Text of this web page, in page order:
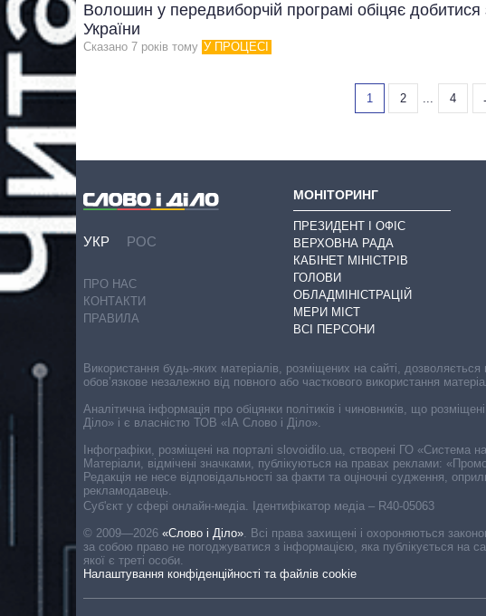
Волошин у передвиборчій програмі обіцяє добитися
України
Сказано 7 рокiв тому У ПРОЦЕСІ
1 2 ... 4
УКР РОС
ПРО НАС
КОНТАКТИ
ПРАВИЛА
МОНІТОРИНГ
ПРЕЗИДЕНТ І ОФІС
ВЕРХОВНА РАДА
КАБІНЕТ МІНІСТРІВ
ГОЛОВИ
ОБЛАДМІНІСТРАЦІЙ
МЕРИ МІСТ
ВСІ ПЕРСОНИ
Cуб'єкт у сфері онлайн-медіа. Ідентифікатор медіа – R40-05063
© 2009—2026 «Слово і Діло»
Всі права захищені і охороняються
за собою право не погоджуватися з інформацією, яка публікується на
якої є треті особи.
Налаштування конфіденційності та файлів cookie
Використання будь-яких матеріалів, розміщених на сайті,
обов’язкове незалежно від повного або часткового використання
Аналітична інформація про обіцянки політиків і чиновників, що
Діло» і є власністю ТОВ «ІА Слово і Діло».
Інфографіки, розміщені на порталі slovoidilo.ua, створені ГО
Матеріали, відмічені значками, публікуються на правах реклами:
Редакція не несе відповідальності за факти та оціночні судження,
рекламодавець.